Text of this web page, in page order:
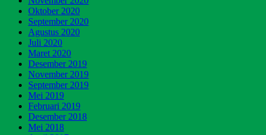
Oktober 2020
September 2020
Agustus 2020
Juli 2020
Maret 2020
Desember 2019
November 2019
September 2019
Mei 2019
Februari 2019
Desember 2018
Mei 2018